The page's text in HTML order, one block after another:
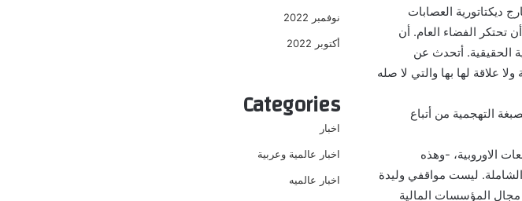
ديكتاتورية العصابات
تحتكر الفضاء العام. أن
الحقيقية. أتحدث عن
علاقة لها بها والتي لا صله
التهجمية من أتباع
الاوروبية، -وهذه
ليست مواقفي وليدة
المؤسسات المالية
نوفمبر 2022
أكتوبر 2022
Categories
اخبار
اخبار عالمية وعربية
اخبار عالميه